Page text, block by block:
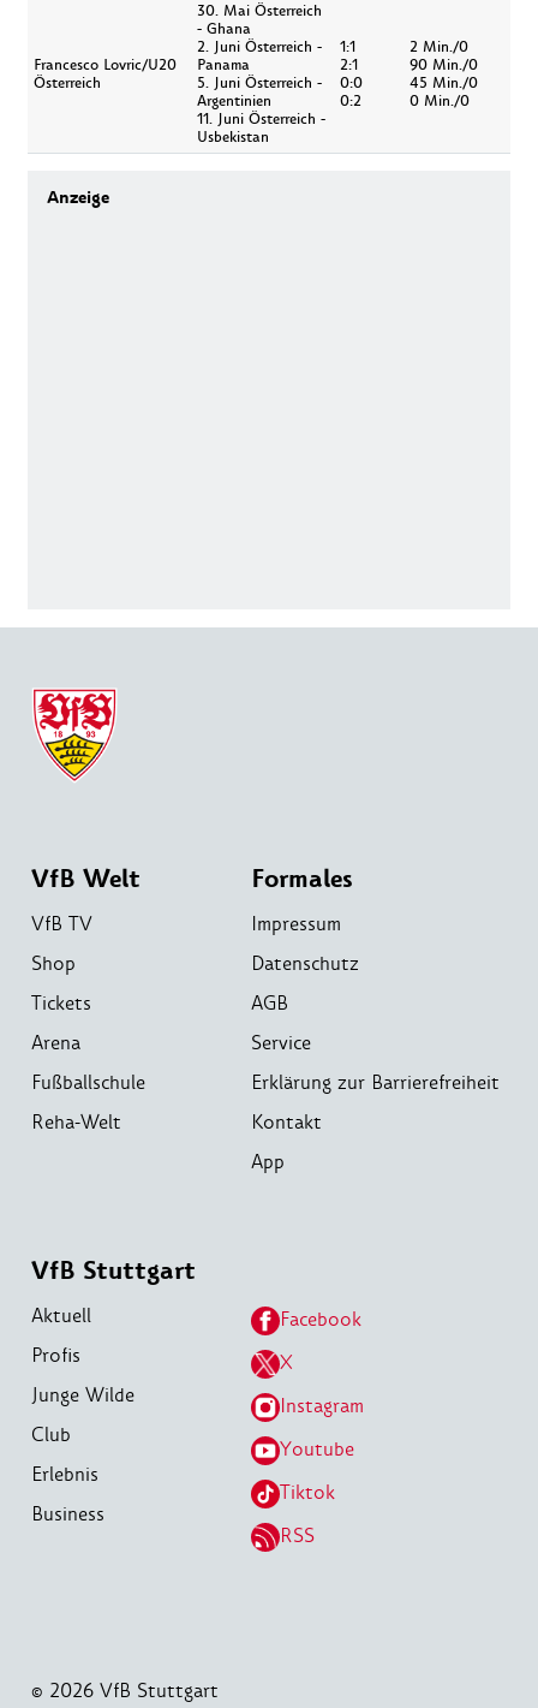
Francesco Lovric/U20
Österreich
30. Mai Österreich
- Ghana
2. Juni Österreich -
Panama
5. Juni Österreich -
Argentinien
11. Juni Österreich -
Usbekistan
1:1
2:1
0:0
0:2
2 Min./0
90 Min./0
45 Min./0
0 Min./0
VfB Welt
VfB TV
Shop
Tickets
Arena
Fußballschule
Reha-Welt
Formales
Impressum
Datenschutz
AGB
Service
Erklärung zur Barrierefreiheit
Kontakt
App
VfB Stuttgart
Aktuell
Profis
Junge Wilde
Club
Erlebnis
Business
Facebook
X
Instagram
Youtube
Tiktok
RSS
© 2026 VfB Stuttgart